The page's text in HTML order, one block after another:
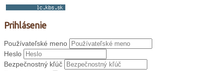
Prihlásenie
Používateľské meno
Heslo
Bezpečnostný kľúč